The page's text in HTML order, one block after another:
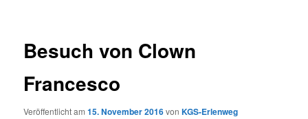
Besuch von Clown
Francesco
Veröffentlicht am15. November 2016vonKGS-Erlenweg